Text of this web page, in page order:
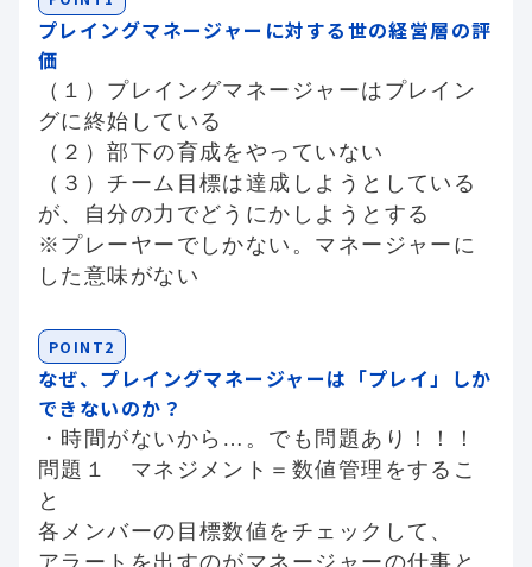
プレイングマネージャーに対する世の経営層の評
価
（１）プレイングマネージャーはプレイン
グに終始している
（２）部下の育成をやっていない
（３）チーム目標は達成しようとしている
が、自分の力でどうにかしようとする
※プレーヤーでしかない。マネージャーに
した意味がない
POINT2
なぜ、プレイングマネージャーは「プレイ」しか
できないのか？
・時間がないから…。でも問題あり！！！
問題１ マネジメント＝数値管理をするこ
と
各メンバーの目標数値をチェックして、
アラートを出すのがマネージャーの仕事と